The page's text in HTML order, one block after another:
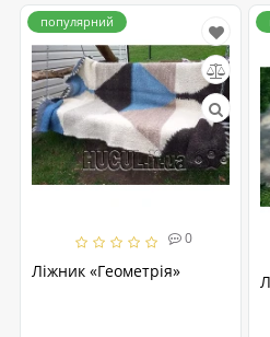
0
Ліжник «Геометрія»
популярний